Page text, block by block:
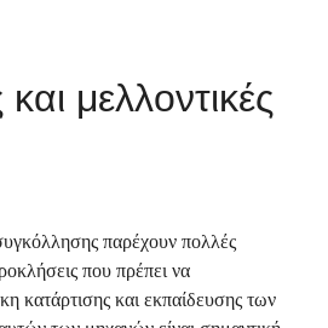
μελλοντικές
παρέχουν πολλές
που πρέπει να
κατάρτισης και εκπαίδευσης των